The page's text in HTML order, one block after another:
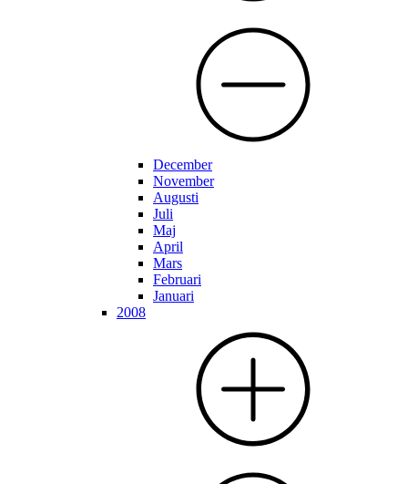
December
November
Augusti
Juli
Maj
April
Mars
Februari
Januari
2008